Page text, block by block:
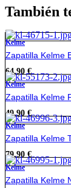
También
Kelme
Zapatilla Kelme
64,90 €
Kelme
Zapatilla Kelme
49,90 €
Kelme
Zapatilla Kelme
79,90 €
Kelme
Zapatilla Kelme